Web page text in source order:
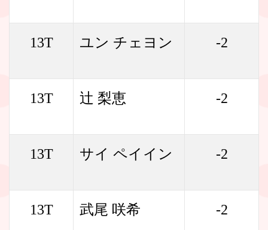
13T ユン チェヨン -2
13T 辻 梨恵 -2
13T サイ ペイイン -2
13T 武尾 咲希 -2